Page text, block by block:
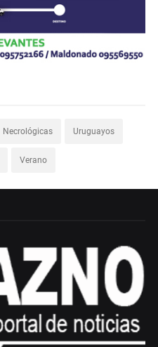
Necrológicas Uruguayos
Verano